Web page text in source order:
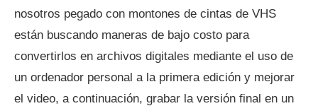
nosotros pegado con montones de cintas de VHS
están buscando maneras de bajo costo para
convertirlos en archivos digitales mediante el uso de
un ordenador personal a la primera edición y mejorar
el video, a continuación, grabar la versión final en un